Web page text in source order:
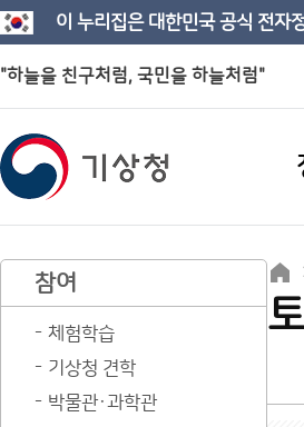
이 누리집은 대한민국 공식 전자
"하늘을 친구처럼, 국민을 하늘처럼"
참여
체험학습
기상청 견학
박물관·과학관